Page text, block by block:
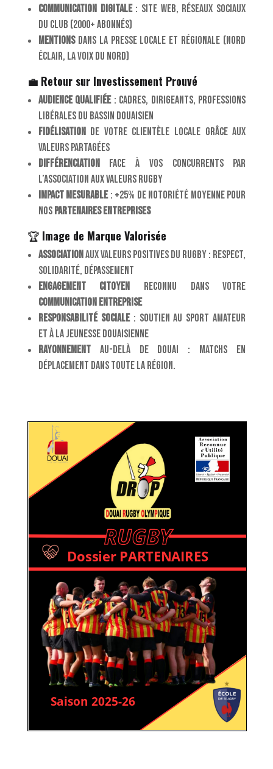
Communication digitale: site web, réseaux sociaux
du club (2000+ abonnés)
Mentionsdans la presse locale et régionale (Nord
Éclair, La Voix du Nord)
💼 Retour sur Investissement Prouvé
Audience qualifiée: cadres, dirigeants, professions
libérales du bassin douaisien
Fidélisationde votre clientèle locale grâce aux
valeurs partagées
Différenciationface à vos concurrents par
l’association aux valeurs rugby
Impact mesurable: +25% de notoriété moyenne pour
nospartenaires entreprises
🏆 Image de Marque Valorisée
Associationaux valeurs positives du rugby : respect,
solidarité, dépassement
Engagement citoyen reconnu dans votre
communication entreprise
Responsabilité sociale: soutien au sport amateur
et à la jeunesse douaisienne
Rayonnementau-delà de Douai : matchs en
déplacement dans toute la région.